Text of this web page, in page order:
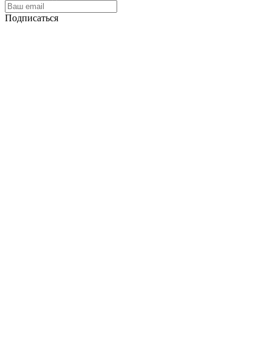
Подписаться